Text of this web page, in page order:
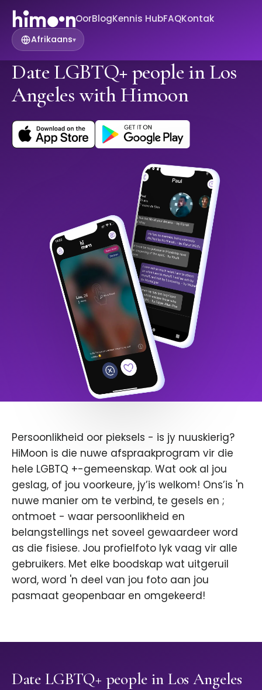
OorBlogKennis HubFAQKontak
Afrikaans▾
Date LGBTQ+ people in Los
Angeles with Himoon
Persoonlikheid oor pieksels - is jy nuuskierig?
HiMoon is die nuwe afspraakprogram vir die
hele LGBTQ +-gemeenskap. Wat ook al jou
geslag, of jou voorkeure, jy’is welkom! Ons’is 'n
nuwe manier om te verbind, te gesels en ;
ontmoet - waar persoonlikheid en
belangstellings net soveel gewaardeer word
as die fisiese. Jou profielfoto lyk vaag vir alle
gebruikers. Met elke boodskap wat uitgeruil
word, word 'n deel van jou foto aan jou
pasmaat geopenbaar en omgekeerd!
Date LGBTQ+ people in Los Angeles